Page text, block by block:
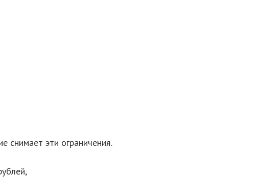
снимает эти ограничения.